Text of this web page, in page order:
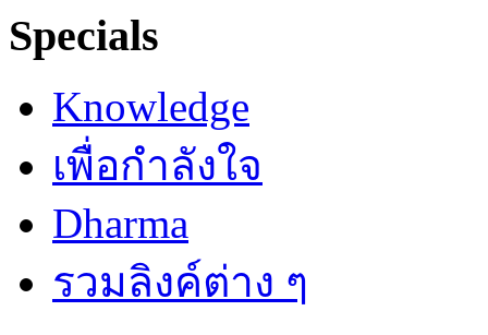
Specials
Knowledge
เพื่อกำลังใจ
Dharma
รวมลิงค์ต่าง ๆ